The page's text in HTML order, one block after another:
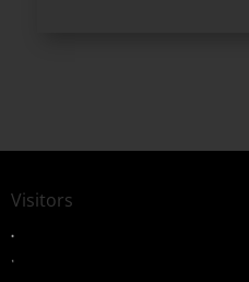
Visitors